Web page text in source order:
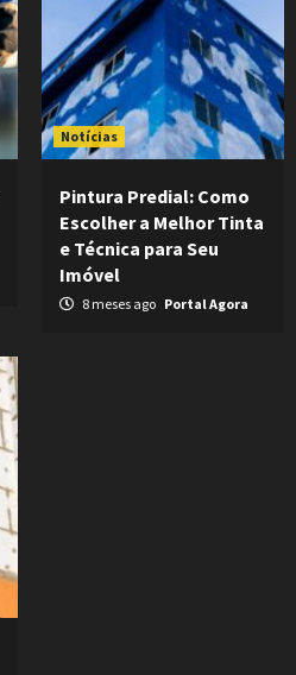
Notícias
Pintura Predial: Como
Escolher a Melhor Tinta
e Técnica para Seu
Imóvel
8 meses ago Portal Agora